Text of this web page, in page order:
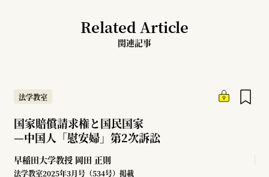
Related Article
関連記事
法学教室
国家賠償請求権と国民国家
—中国人「慰安婦」第2次訴訟
早稲田大学教授 岡田 正則
法学教室2025年3月号（534号）掲載